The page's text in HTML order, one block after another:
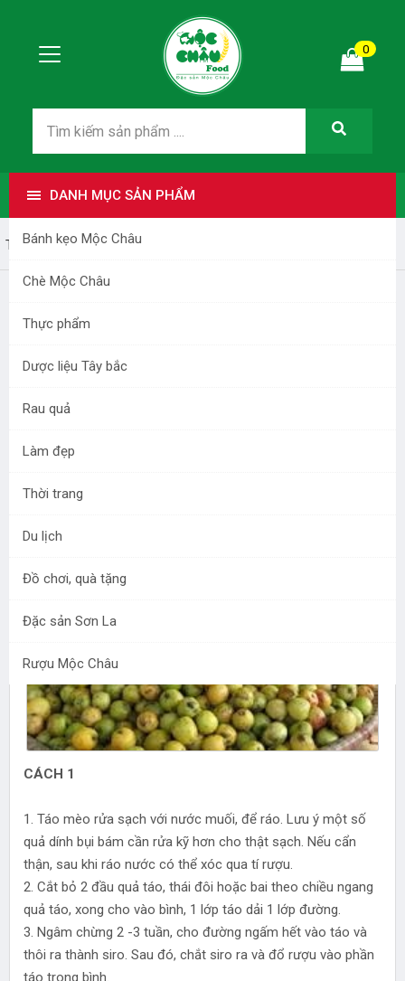
0
DANH MỤC SẢN PHẨM
Bánh kẹo Mộc Châu
Chè Mộc Châu
Thực phẩm
Dược liệu Tây bắc
Rau quả
Làm đẹp
Thời trang
Du lịch
Đồ chơi, quà tặng
Đặc sản Sơn La
Rượu Mộc Châu
Trang nhất Bài viết
Cách ngâm rượu táo mèo chuẩn vị
Thứ ba - 05/10/2021 04:24
chuẩn vị Tây Bắc. Với cách ngâm này, chúng ta vừa có
CÁCH 1
1. Táo mèo rửa sạch với nước muối, để ráo. Lưu ý một số
quả dính bụi bám cần rửa kỹ hơn cho thật sạch. Nếu cẩn
thận, sau khi ráo nước có thể xóc qua tí rượu.
2. Cắt bỏ 2 đầu quả táo, thái đôi hoặc bai theo chiều ngang
quả táo, xong cho vào bình, 1 lớp táo dải 1 lớp đường.
3. Ngâm chừng 2 -3 tuần, cho đường ngấm hết vào táo và
thôi ra thành siro. Sau đó, chắt siro ra và đổ rượu vào phần
táo trong bình.